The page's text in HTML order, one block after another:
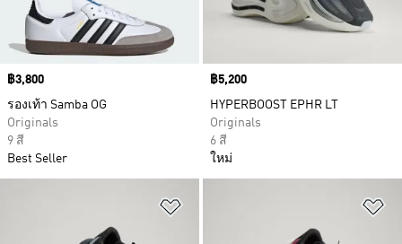
Price
฿3,800
รองเท้า Samba OG
Originals
9 สี
Best Seller
Price
฿5,200
HYPERBOOST EPHR LT
Originals
6 สี
ใหม่